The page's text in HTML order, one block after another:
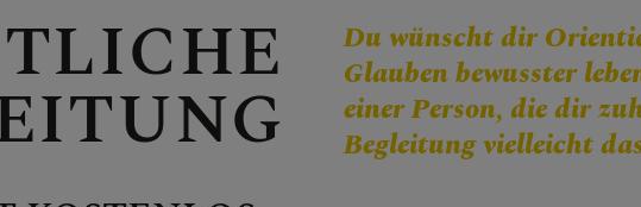
in der Kirche
Du wünscht dir
Glauben bewusster
einer Person, die dir
Begleitung vielleicht